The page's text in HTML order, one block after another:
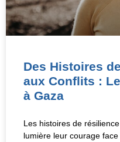
Des Histoires
aux Conflits :
à Gaza
Les histoires de
lumière leur courage